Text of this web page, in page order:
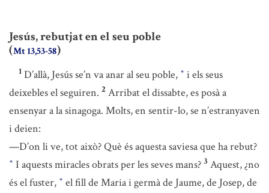
Jesús, rebutjat en el seu poble
(Mt 13,53-58)
1 D’allà, Jesús se’n va anar al seu poble, * i els seus
deixebles el seguiren. 2 Arribat el dissabte, es posà a
ensenyar a la sinagoga. Molts, en sentir-lo, se n’estranyaven
i deien:
—D’on li ve, tot això? Què és aquesta saviesa que ha rebut?
* I aquests miracles obrats per les seves mans? 3 Aquest, ¿no
és el fuster, * el fill de Maria i germà de Jaume, de Josep, de